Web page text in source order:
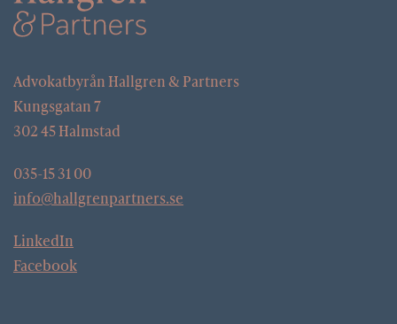
Advokatbyrån Hallgren & Partners
Kungsgatan 7
302 45 Halmstad
035-15 31 00
info@hallgrenpartners.se
LinkedIn
Facebook